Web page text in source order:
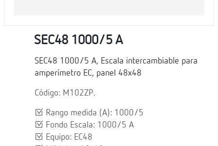
SEC48 1000/5 A
SEC48 1000/5 A, Escala intercambiable para
amperímetro EC, panel 48x48
Código: M102ZP.
Rango medida (A): 1000/5
Fondo Escala: 1000/5 A
Equipo: EC48